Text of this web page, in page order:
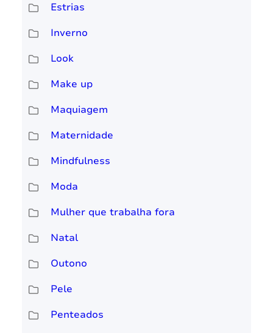
Estrias
Inverno
Look
Make up
Maquiagem
Maternidade
Mindfulness
Moda
Mulher que trabalha fora
Natal
Outono
Pele
Penteados